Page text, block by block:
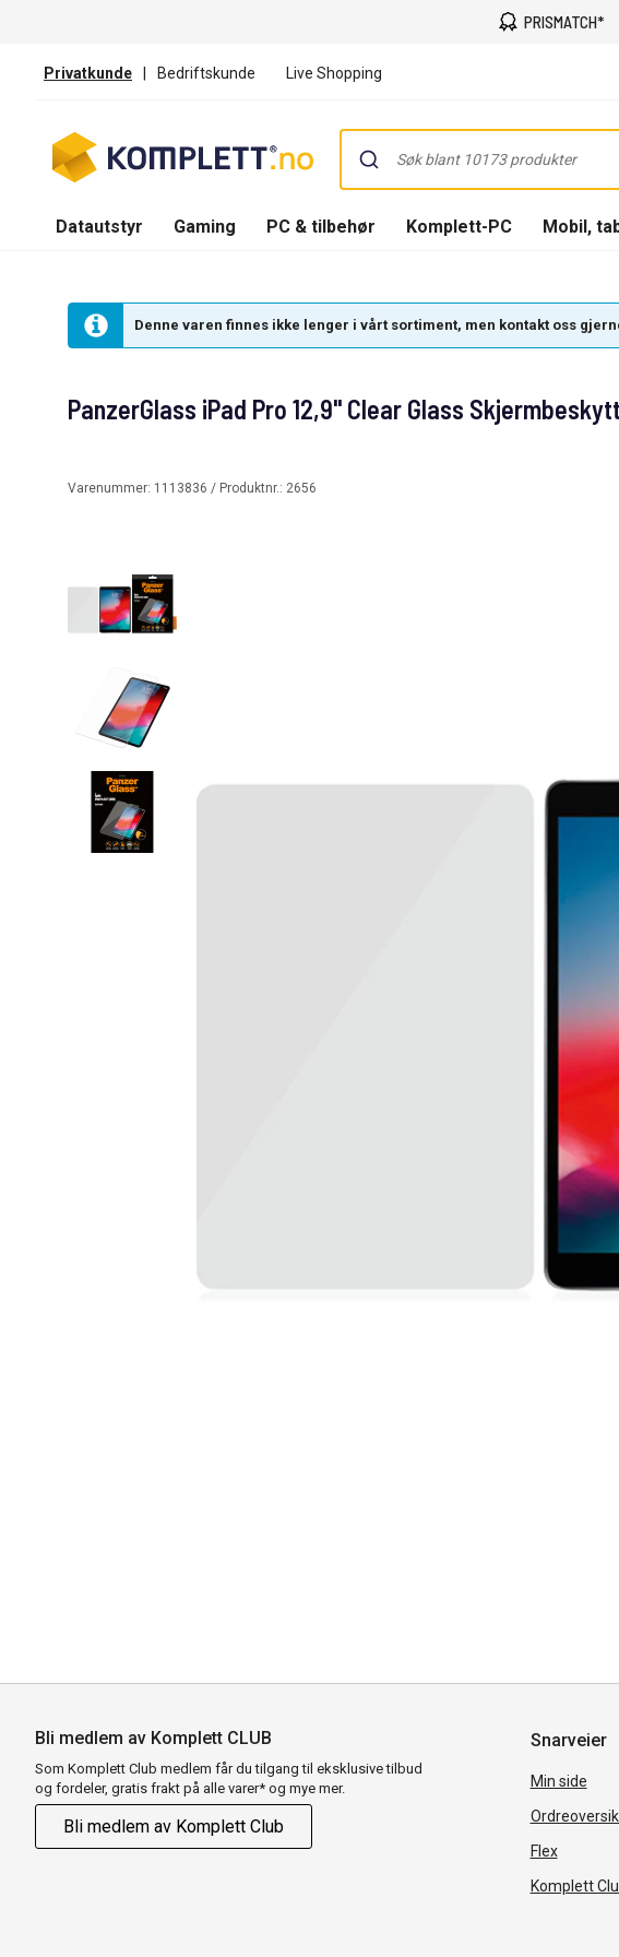
PRISMATCH*
Privatkunde | Bedriftskunde Live Shopping
Datautstyr Gaming PC & tilbehør Komplett-PC Mobil,
Denne varen finnes ikke lenger i vårt sortiment, men kontakt oss
PanzerGlass iPad Pro 12,9" Clear Glass
Varenummer: 1113836 / Produktnr.: 2656
Bli medlem av Komplett CLUB
Som Komplett Club medlem får du tilgang til eksklusive tilbud
og fordeler, gratis frakt på alle varer* og mye mer.
Bli medlem av Komplett Club
Snarveier
Min side
Flex
Komplett